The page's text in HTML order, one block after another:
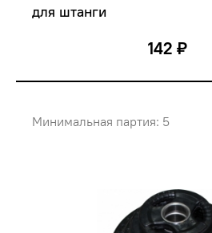
для штанги
142 ₽
Минимальная партия: 5